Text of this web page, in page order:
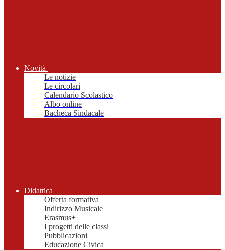
Novità
Le notizie
Le circolari
Calendario Scolastico
Albo online
Bacheca Sindacale
Didattica
Offerta formativa
Indirizzo Musicale
Erasmus+
I progetti delle classi
Pubblicazioni
Educazione Civica